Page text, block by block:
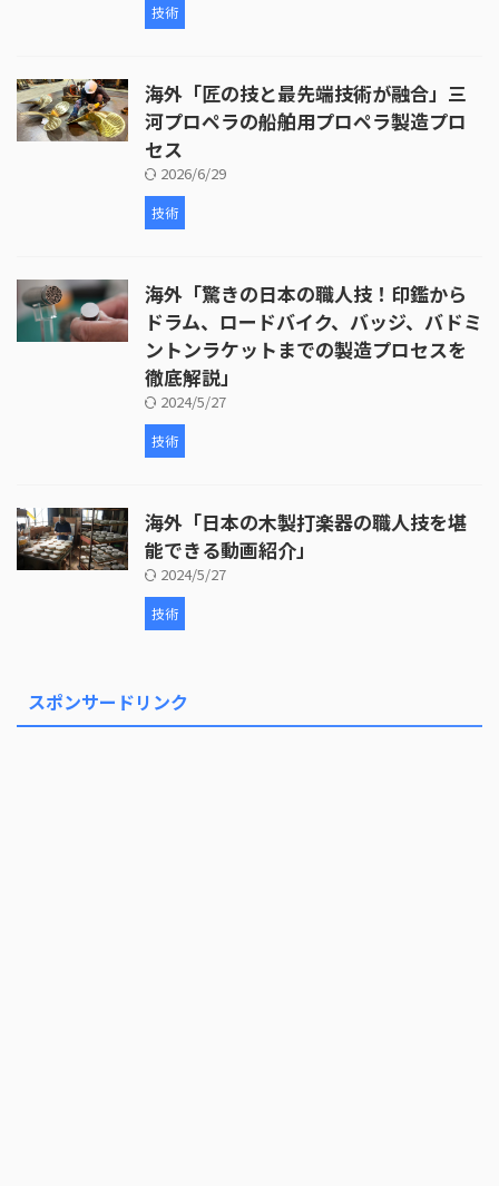
技術
海外「匠の技と最先端技術が融合」三
河プロペラの船舶用プロペラ製造プロ
セス
2026/6/29
技術
海外「驚きの日本の職人技！印鑑から
ドラム、ロードバイク、バッジ、バドミ
ントンラケットまでの製造プロセスを
徹底解説」
2024/5/27
技術
海外「日本の木製打楽器の職人技を堪
能できる動画紹介」
2024/5/27
技術
スポンサードリンク